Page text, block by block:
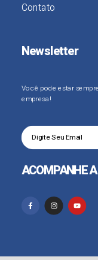
Contato
Newsletter
Você pode estar
empresa!
ACOMPANHE